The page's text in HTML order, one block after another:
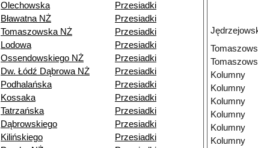
Olechowska
Przesiadki
Bławatna NŻ
Przesiadki
Tomaszowska NŻ
Przesiadki
Lodowa
Przesiadki
Ossendowskiego NŻ
Przesiadki
Dw. Łódź Dąbrowa NŻ
Przesiadki
Podhalańska
Przesiadki
Kossaka
Przesiadki
Tatrzańska
Przesiadki
Dąbrowskiego
Przesiadki
Kilińskiego
Przesiadki
Kolumny
Kolumny
Kolumny
Kolumny
Kolumny
Kolumny